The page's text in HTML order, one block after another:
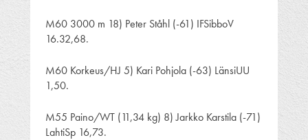
M60 3000 m 18) Peter Ståhl (-61) IFSibboV
16.32,68.
M60 Korkeus/HJ 5) Kari Pohjola (-63) LänsiUU
1,50.
M55 Paino/WT (11,34 kg) 8) Jarkko Karstila (-71)
LahtiSp 16,73.